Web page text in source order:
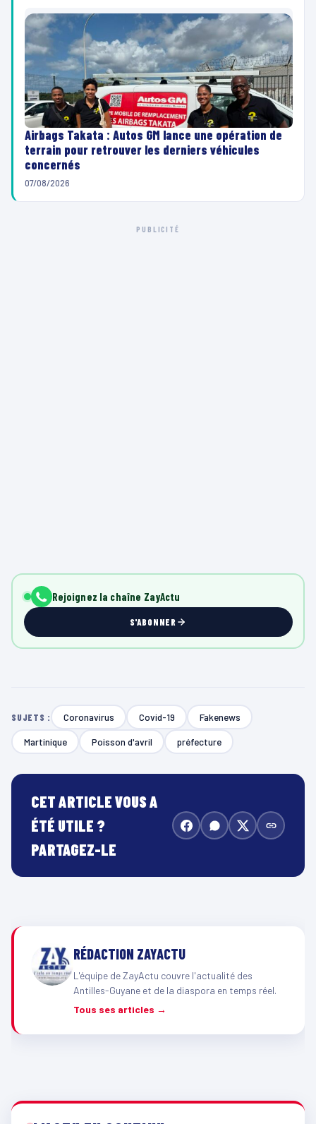
Airbags Takata : Autos GM lance une opération de
terrain pour retrouver les derniers véhicules
concernés
07/08/2026
PUBLICITÉ
Rejoignez la chaîne ZayActu
S'ABONNER
SUJETS : Coronavirus Covid-19 Fakenews
Martinique Poisson d'avril préfecture
CET ARTICLE VOUS A
ÉTÉ UTILE ?
PARTAGEZ-LE
RÉDACTION ZAYACTU
L'équipe de ZayActu couvre l'actualité des
Antilles-Guyane et de la diaspora en temps réel.
Tous ses articles →